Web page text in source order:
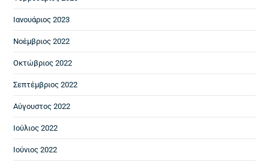
Ιανουάριος 2023
Νοέμβριος 2022
Οκτώβριος 2022
Σεπτέμβριος 2022
Αύγουστος 2022
Ιούλιος 2022
Ιούνιος 2022